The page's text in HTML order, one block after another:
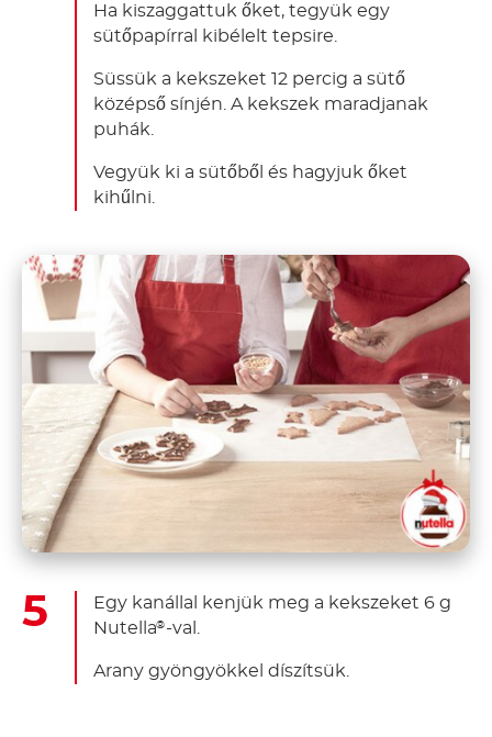
Ha kiszaggattuk őket, tegyük egy
sütőpapírral kibélelt tepsire.
Süssük a kekszeket 12 percig a sütő
középső sínjén. A kekszek maradjanak
puhák.
Vegyük ki a sütőből és hagyjuk őket
kihűlni.
Egy kanállal kenjük meg a kekszeket 6 g
Nutella® -val.
Arany gyöngyökkel díszítsük.